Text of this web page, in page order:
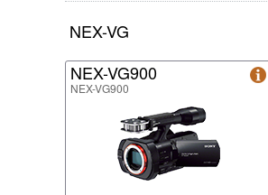
NEX-VG
NEX-VG900
NEX-VG900